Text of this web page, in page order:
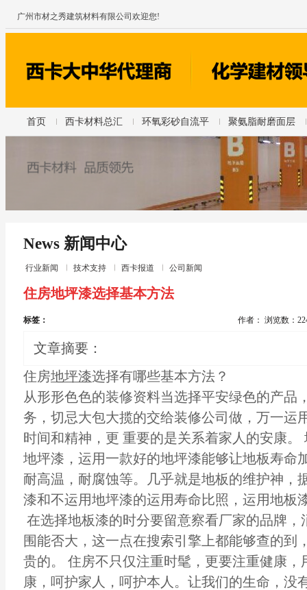
广州市材之秀建筑材料有限公司欢迎您!
首页 西卡材料总汇 环氧彩砂自流平 聚氨脂耐磨面层
News 新闻中心
行业新闻 技术支持 西卡报道 公司新闻
住房地坪漆选择基本方法
标签： 作者： 浏览数：
文章摘要：
住房地坪漆选择有哪些基本方法？
从形形色色的装修资料当选择平安绿色的产品
务，切忌大包大揽的交给装修公司做，万一运
时间和精神，更 重要的是关系着家人的安康
地坪漆，运用一款好的地坪漆能够让地板寿命
耐高温，耐腐蚀等。几乎就是地板的维护神，
漆和不运用地坪漆的运用寿命比照，运用地板
在选择地板漆的时分要留意察看厂家的品牌
围能否大，这一点在搜索引擎上都能够查的到
贵的。 住房不只仅注重时髦，更要注重健康
康，呵护家人，呵护本人。让我们的生命，没